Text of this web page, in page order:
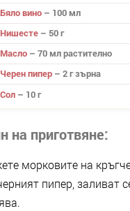
Бяло вино – 100 мл
Нишесте – 50 г
Масло – 70 мл растително
Черен пипер – 2 г зърна
Сол – 10 г
на приготвяне
морковите на
пипер, заливат